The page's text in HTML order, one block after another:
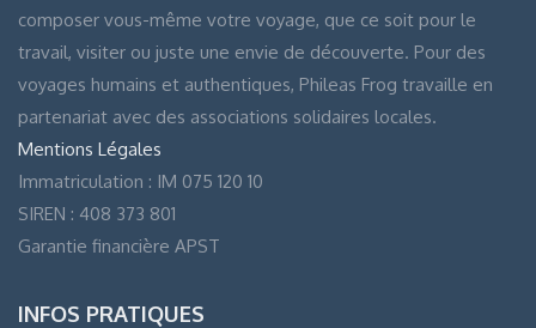
composer vous-même votre voyage, que ce soit pour le
travail, visiter ou juste une envie de découverte. Pour des
voyages humains et authentiques, Phileas Frog travaille en
partenariat avec des associations solidaires locales.
Mentions Légales
Immatriculation : IM 075 120 10
SIREN : 408 373 801
Garantie financière APST
INFOS PRATIQUES